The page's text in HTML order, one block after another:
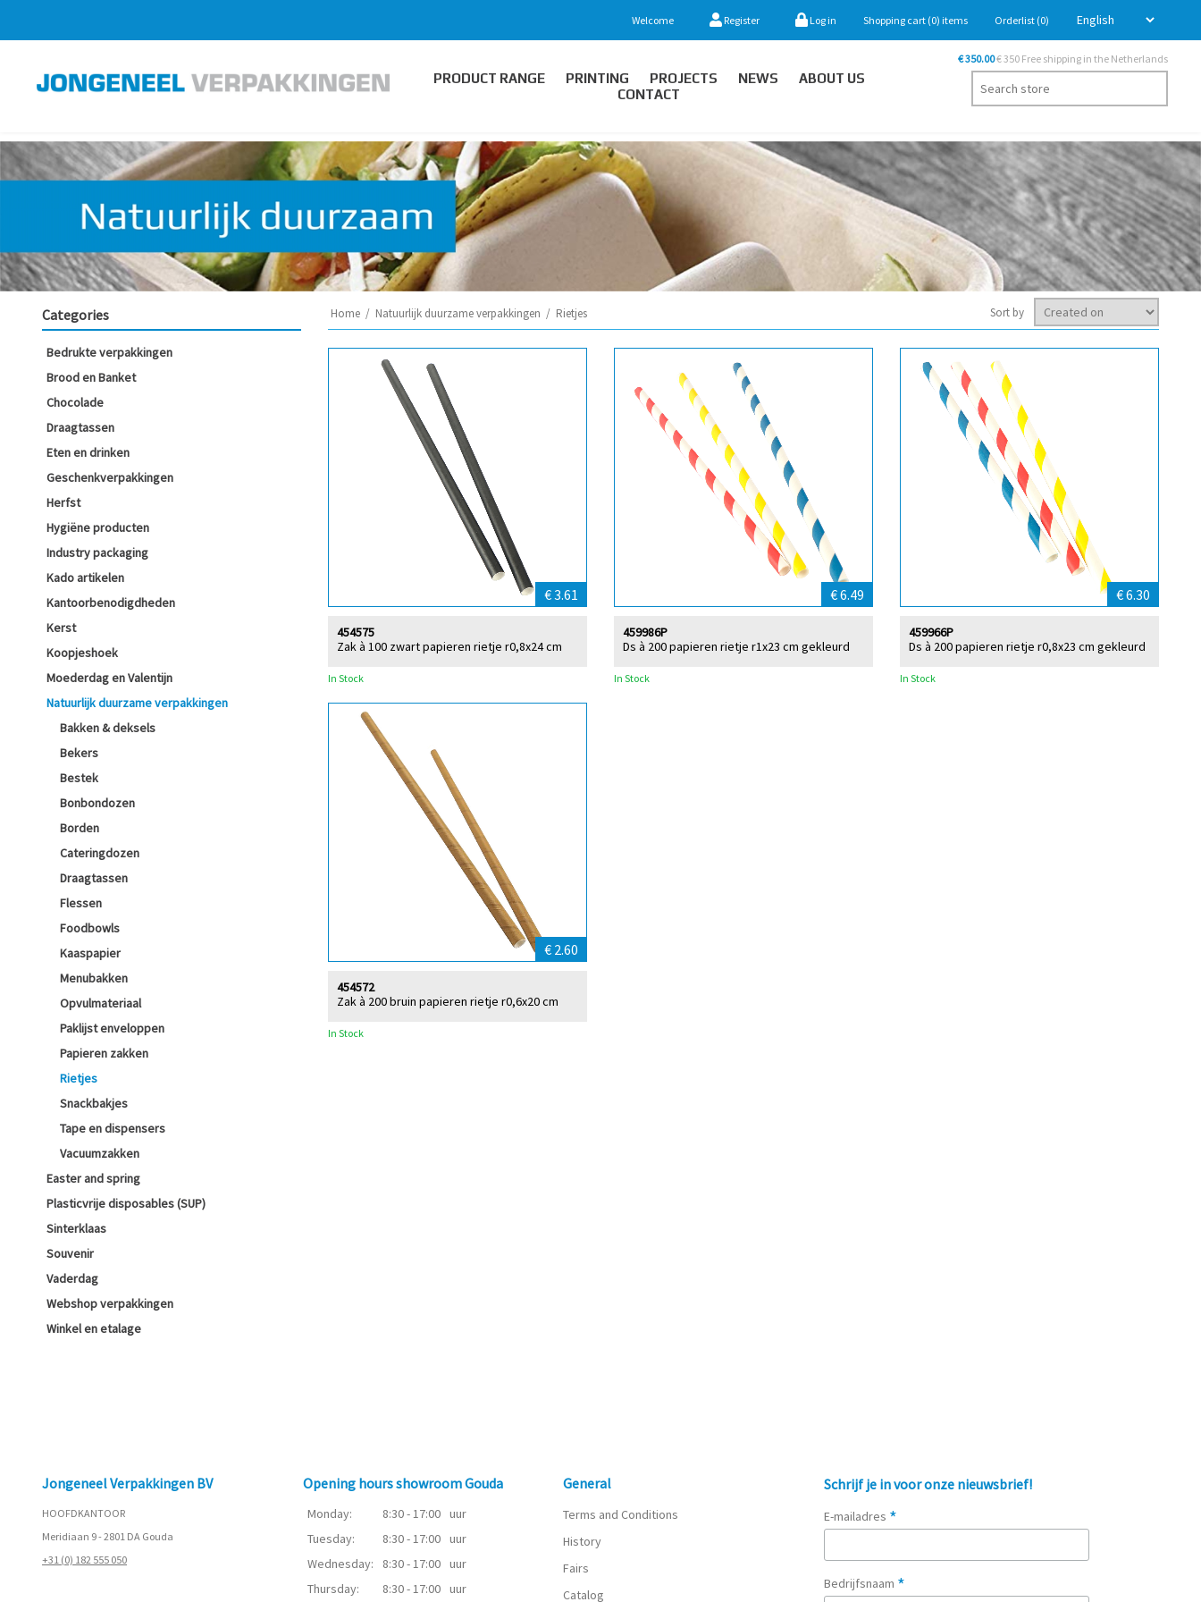
Welcome Register Log in Shopping cart (0) items Orderlist (0)
PRODUCT RANGE PRINTING PROJECTS NEWS
ABOUT US
CONTACT
€ 350.00€ 350 Free shipping in the Netherlands
Categories
Bedrukte verpakkingen
Brood en Banket
Chocolade
Draagtassen
Eten en drinken
Geschenkverpakkingen
Herfst
Hygiëne producten
Industry packaging
Kado artikelen
Kantoorbenodigdheden
Kerst
Koopjeshoek
Moederdag en Valentijn
Natuurlijk duurzame verpakkingen
Bakken & deksels
Bekers
Bestek
Bonbondozen
Borden
Cateringdozen
Draagtassen
Flessen
Foodbowls
Kaaspapier
Menubakken
Opvulmateriaal
Paklijst enveloppen
Papieren zakken
Rietjes
Snackbakjes
Tape en dispensers
Vacuumzakken
Easter and spring
Plasticvrije disposables (SUP)
Sinterklaas
Souvenir
Vaderdag
Webshop verpakkingen
Winkel en etalage
Home / Natuurlijk duurzame verpakkingen / Rietjes Sort by
€ 3.61
Zak à 100 zwart papieren rietje r0,8x24 cm
454575
In Stock
€ 6.49
Ds à 200 papieren rietje r1x23 cm gekleurd
459986P
In Stock
€ 6.30
Ds à 200 papieren rietje r0,8x23 cm gekleurd
459966P
In Stock
€ 2.60
Zak à 200 bruin papieren rietje r0,6x20 cm
454572
In Stock
Jongeneel Verpakkingen BV
HOOFDKANTOOR
Meridiaan 9 - 2801 DA Gouda
+31 (0) 182 555 050
Opening hours showroom Gouda
Monday: 8:30 - 17:00 uur
Tuesday:
8:30 - 17:00 uur
Wednesday:
8:30 - 17:00 uur
Thursday:
8:30 - 17:00 uur
General
Terms and Conditions
History
Fairs
Catalog
Schrijf je in voor onze nieuwsbrief!
E-mailadres *
Bedrijfsnaam *